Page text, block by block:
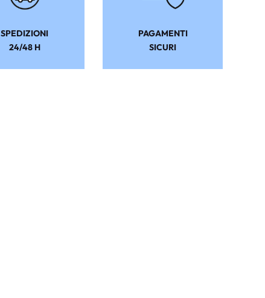
SPEDIZIONI
24/48 H
PAGAMENTI
SICURI